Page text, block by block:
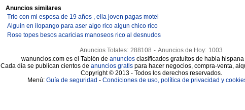
Anuncios similares
Trio con mi esposa de 19 años , ella joven pagas motel
Alguin en ilopango para aser algo rico algun chico rico
Rose topes besos acaricias manoseos rico al desnudos
Anuncios Totales: 288108 - Anuncios de Hoy: 1003
wanuncios.com es el Tablón de anuncios clasificados gratuitos de habla
Cada día se publican cientos de anuncios gratispara hacer negocios, compra-venta,
Copyright © 2013 - Todos los derechos reservados.
Menú: Guía de seguridad - Condiciones de uso, política de privacidad y